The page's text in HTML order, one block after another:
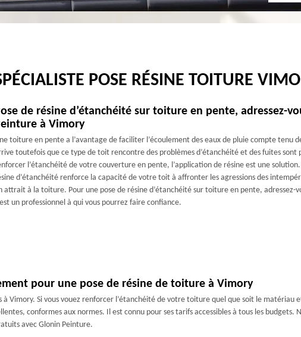
POSE RÉSINE TOITURE
de résine d’étanchéité sur toiture en pente, adressez-
à Vimory
toiture en pente a l’avantage de faciliter l’écoulement des eaux de pluie compte tenu
toutefois que ce type de toit rencontre des problèmes d’étanchéité et des fuites sont
l’étanchéité de votre couverture en pente, l’application de résine est une
d’étanchéité renforce la capacité de votre toit à affronter les agressions des
attrait à la toiture. Pour une pose de résine d’étanchéité sur toiture en pente, adressez-
un professionnel à qui vous pourrez faire confiance.
pour une pose de résine de toiture à Vimory
Vimory. Si vous vouez renforcer l’étanchéité de votre toiture quel que soit le matériau
conformes aux normes. Il est connu pour ses tarifs accessibles à tous les budgets.
avec Glonin Peinture.